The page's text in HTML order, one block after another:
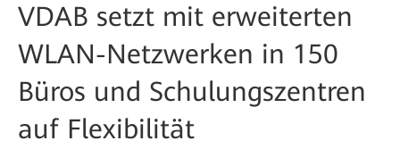
VDAB setzt mit erweiterten
WLAN-Netzwerken in 150
Büros und Schulungszentren
auf Flexibilität